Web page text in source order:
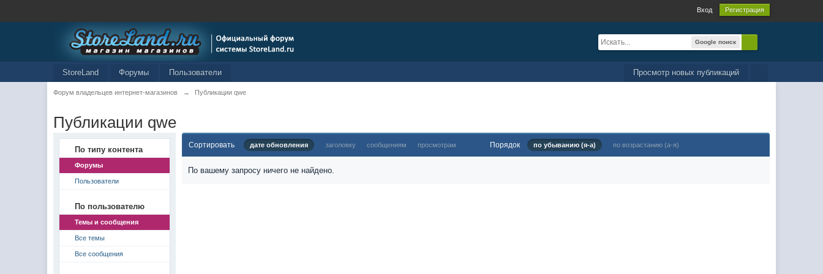
Вход Регистрация
Google поиск
Просмотр новых публикаций
StoreLand Форумы Пользователи
Форум владельцев интернет-магазинов → Публикации qwe
Публикации qwe
По типу контента
Форумы
Пользователи
По пользователю
Темы и сообщения
Все темы
Все сообщения
Сортировать дате обновления заголовку сообщениям просмотрам Порядок по убыванию (я-а) по возрастанию (а-я)
По вашему запросу ничего не найдено.